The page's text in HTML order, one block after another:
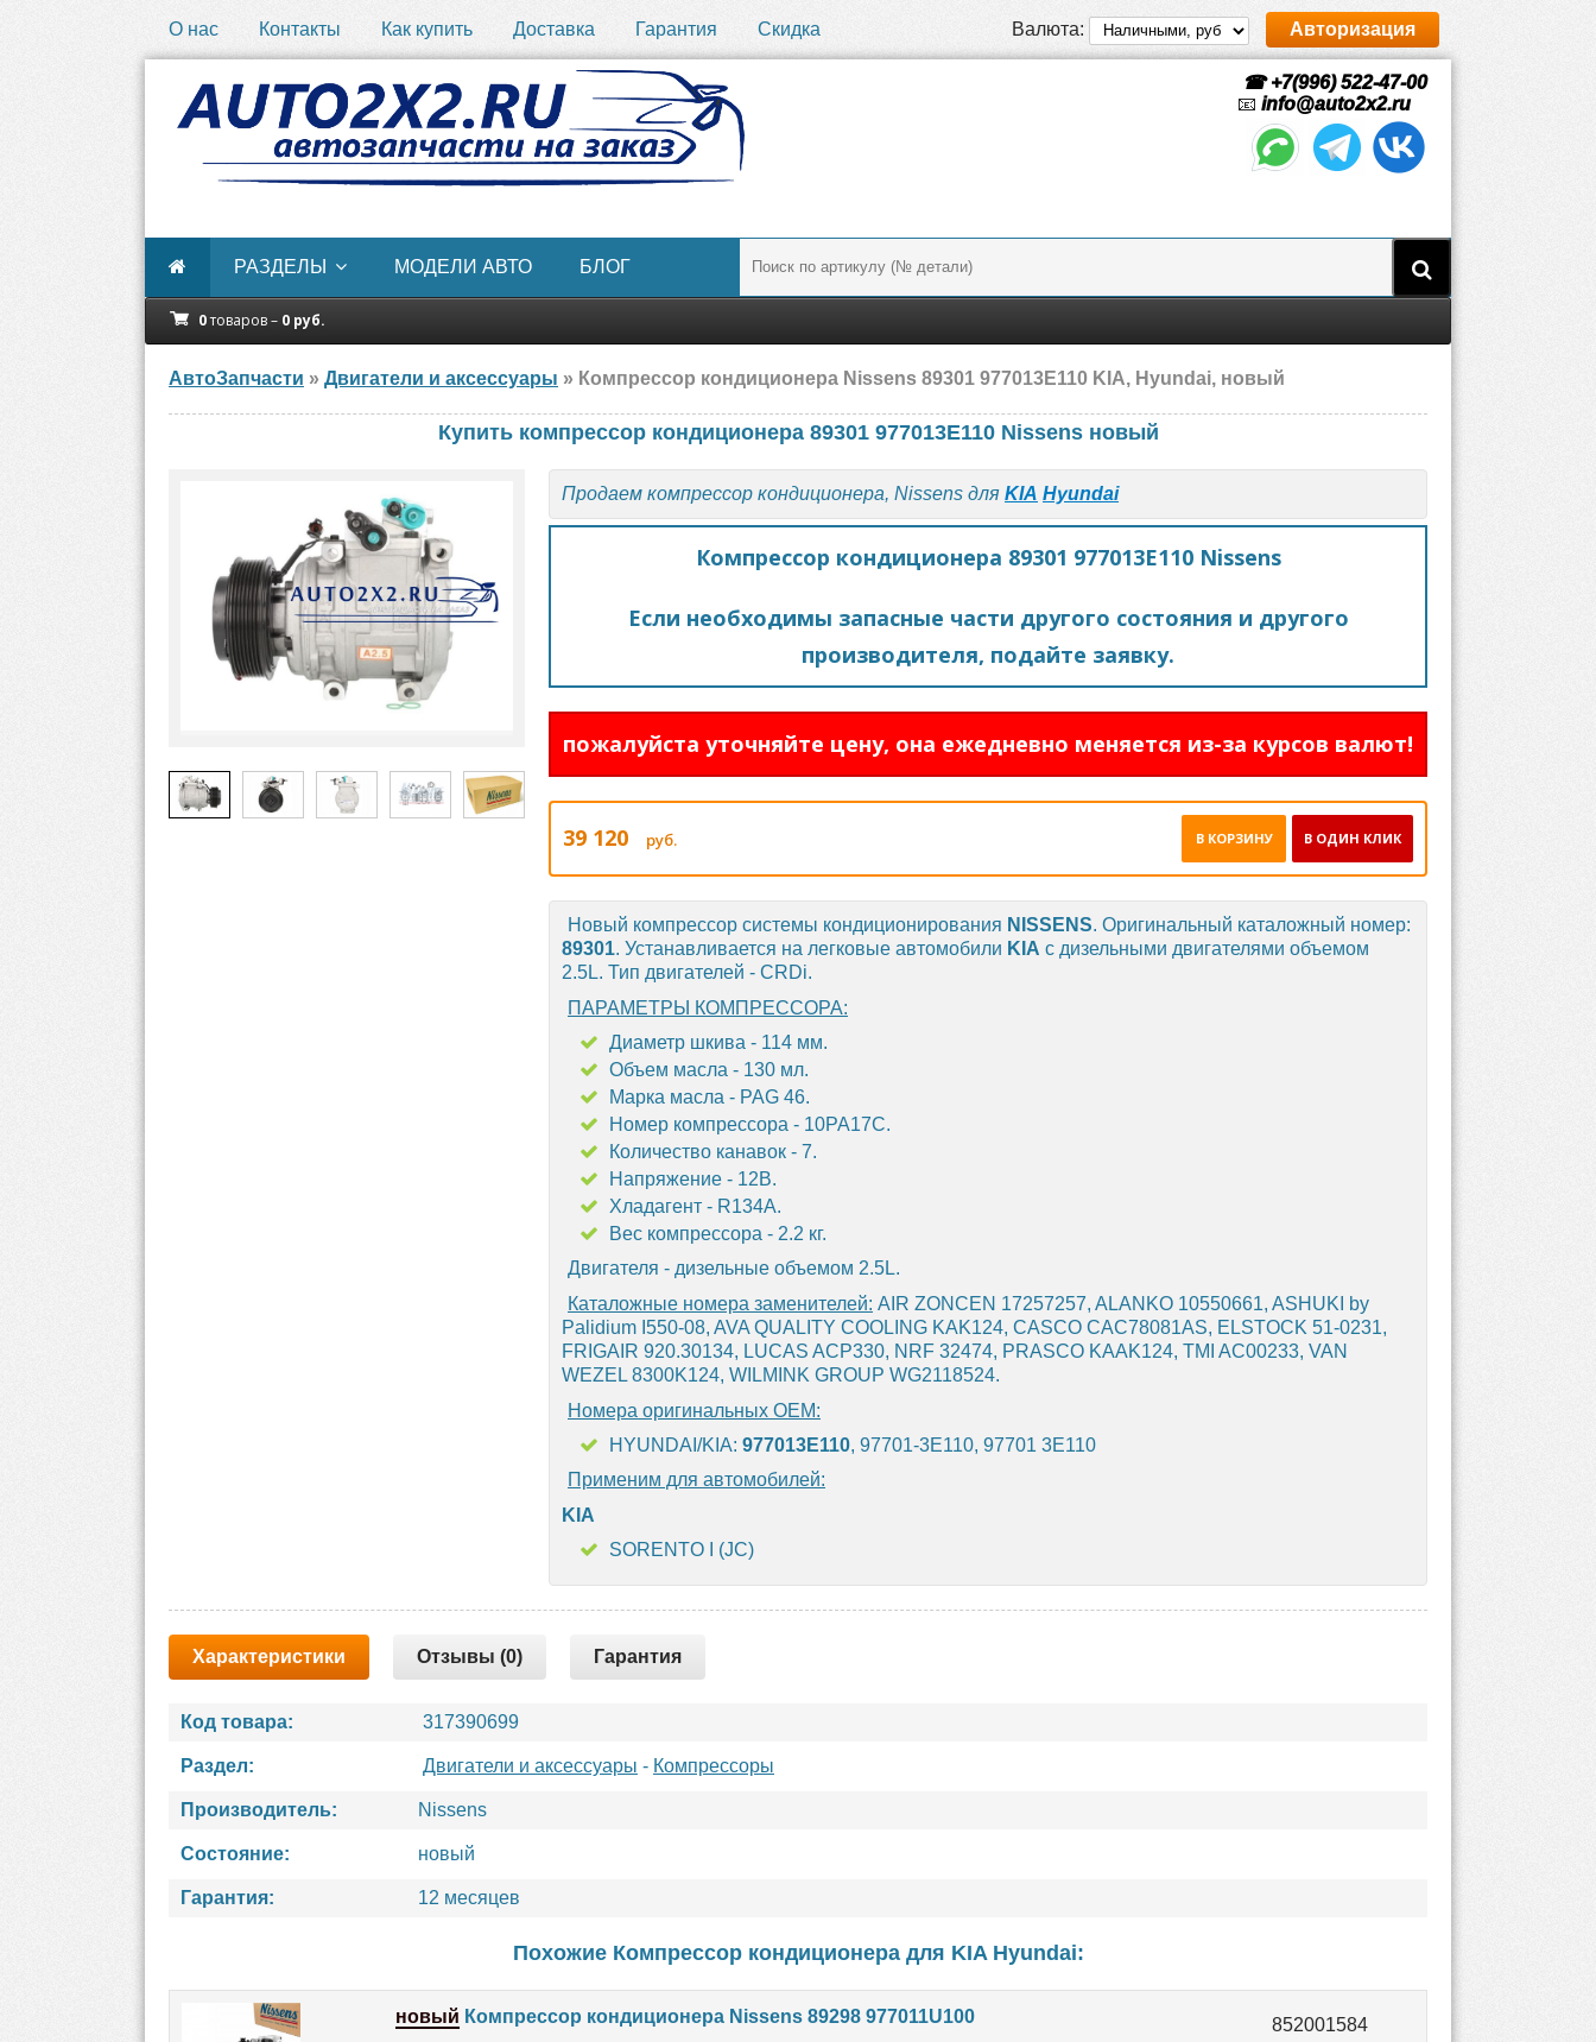
О нас Контакты Как купить Доставка Гарантия Скидка Валюта: Авторизация
☎ +7(996) 522-47-00
📧 info@auto2x2.ru
РАЗДЕЛЫ МОДЕЛИ АВТО БЛОГ
0товаров – 0 руб.
АвтоЗапчасти » Двигатели и аксессуары » Компрессор кондиционера Nissens 89301 977013E110 KIA, Hyundai, новый
Купить компрессор кондиционера 89301 977013E110 Nissens новый
Продаем компрессор кондиционера, Nissens для KIA Hyundai
Компрессор кондиционера 89301 977013E110 Nissens
Если необходимы запасные части другого состояния и другого
производителя, подайте заявку.
пожалуйста уточняйте цену, она ежедневно меняется из-за курсов валют!
39 120 руб. В ОДИН КЛИК
В КОРЗИНУ
Новый компрессор системы кондиционирования NISSENS. Оригинальный каталожный номер:
89301. Устанавливается на легковые автомобили KIA с дизельными двигателями объемом
2.5L. Тип двигателей - CRDi.
ПАРАМЕТРЫ КОМПРЕССОРА:
Диаметр шкива - 114 мм.
Объем масла - 130 мл.
Марка масла - PAG 46.
Номер компрессора - 10PA17C.
Количество канавок - 7.
Напряжение - 12В.
Хладагент - R134A.
Вес компрессора - 2.2 кг.
Двигателя - дизельные объемом 2.5L.
Каталожные номера заменителей: AIR ZONCEN 17257257, ALANKO 10550661, ASHUKI by
Palidium I550-08, AVA QUALITY COOLING KAK124, CASCO CAC78081AS, ELSTOCK 51-0231,
FRIGAIR 920.30134, LUCAS ACP330, NRF 32474, PRASCO KAAK124, TMI AC00233, VAN
WEZEL 8300K124, WILMINK GROUP WG2118524.
Номера оригинальных OEM:
HYUNDAI/KIA: 977013E110, 97701-3E110, 97701 3E110
Применим для автомобилей:
KIA
SORENTO I (JC)
Характеристики Отзывы (0) Гарантия
Код товара: 317390699
Раздел: Двигатели и аксессуары - Компрессоры
Производитель: Nissens
Состояние: новый
Гарантия: 12 месяцев
Похожие Компрессор кондиционера для KIA Hyundai:
новый Компрессор кондиционера Nissens 89298 977011U100